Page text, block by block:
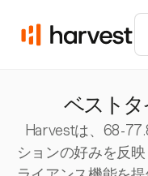
ベストタ
Harvestは、68-
ションの好みを反